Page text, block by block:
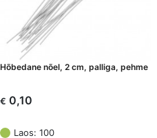
Hõbedane nõel, 2 cm, palliga, pehme
€ 0,10
Laos: 100